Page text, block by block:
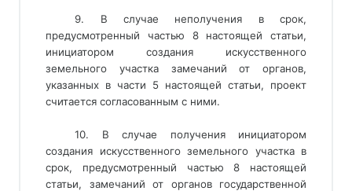
9. В случае неполучения в срок,
предусмотренный частью 8 настоящей статьи,
инициатором создания искусственного
земельного участка замечаний от органов,
указанных в части 5 настоящей статьи, проект
считается согласованным с ними.
10. В случае получения инициатором
создания искусственного земельного участка в
срок, предусмотренный частью 8 настоящей
статьи, замечаний от органов государственной